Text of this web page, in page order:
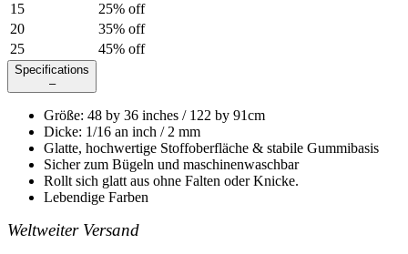
15
25% off
20
35% off
25
45% off
Specifications
–
Größe: 48 by 36 inches / 122 by 91cm
Dicke: 1/16 an inch / 2 mm
Glatte, hochwertige Stoffoberfläche & stabile Gummibasis
Sicher zum Bügeln und maschinenwaschbar
Rollt sich glatt aus ohne Falten oder Knicke.
Lebendige Farben
Weltweiter Versand